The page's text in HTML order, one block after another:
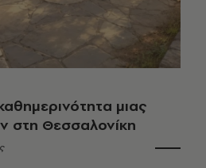
μιας
στη Θεσσαλονίκη